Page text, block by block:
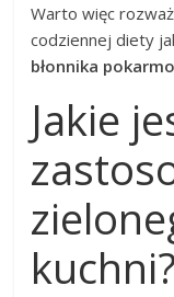
Warto więc
codziennej diety
błonnika
Jakie
kuchni?